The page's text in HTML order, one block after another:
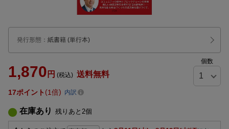
発行形態 ： 紙書籍 (単行本)
1,870 円 (税込) 送料無料
個数
17ポイント 1倍 内訳
在庫あり 残りあと 2個